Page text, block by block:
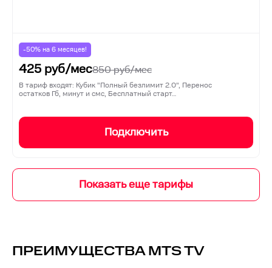
-50% на 6 месяцев!
425 руб/мес850руб/мес
В тариф входят: Кубик "Полный безлимит 2.0", Перенос
остатков Гб, минут и смс, Бесплатный старт…
Подключить
ПРЕИМУЩЕСТВА MTS TV